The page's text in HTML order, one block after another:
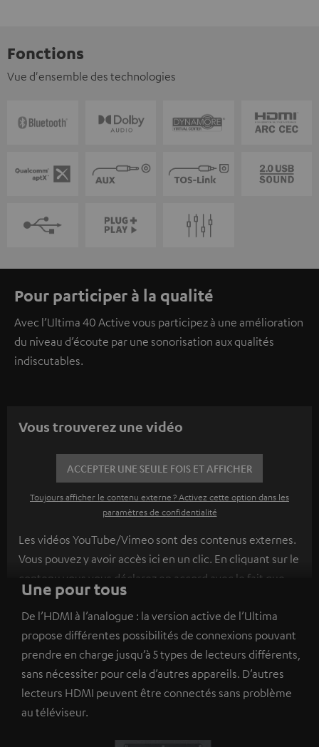
Fonctions
Vue d'ensemble des technologies
Pour participer à la qualité
Avec l’Ultima 40 Active vous participez à une amélioration
du niveau d’écoute par une sonorisation aux qualités
indiscutables.
Vous trouverez une vidéo
ACCEPTER UNE SEULE FOIS ET AFFICHER
Toujours afficher le contenu externe ? Activez cette option dans les
paramètres de confidentialité
Les vidéos YouTube/Vimeo sont des contenus externes.
Vous pouvez y avoir accès ici en un clic. En cliquant sur le
contenu vous vous déclarez en accord avec le fait que
l’on vous montre des contenus extérieurs. Les données
individuelles peuvent être transmises à une plateforme
tierce.Vous en apprendrez davantage dans notre
politique de confidentialité.
Une pour tous
De l’HDMI à l’analogue : la version active de l’Ultima
propose différentes possibilités de connexions pouvant
prendre en charge jusqu’à 5 types de lecteurs différents,
sans nécessiter pour cela d’autres appareils. D’autres
lecteurs HDMI peuvent être connectés sans problème
au téléviseur.